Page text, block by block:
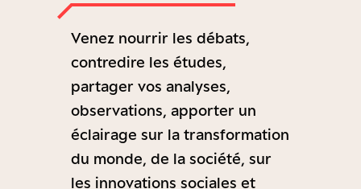
Venez nourrir les débats,
contredire les études,
partager vos analyses,
observations, apporter un
éclairage sur la transformation
du monde, de la société, sur
les innovations sociales et